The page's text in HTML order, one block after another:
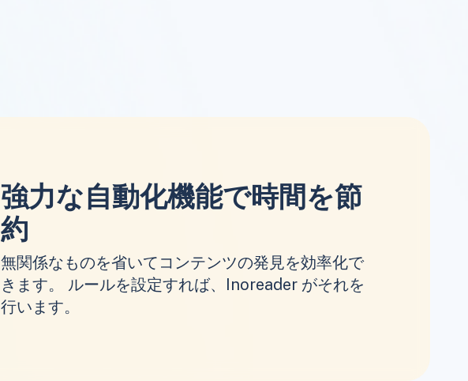
強力な自動化機能で時間を節
約
無関係なものを省いてコンテンツの発見を効率化で
きます。 ルールを設定すれば、Inoreader がそれを
行います。